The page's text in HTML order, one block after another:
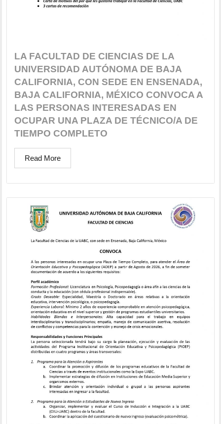
LA FACULTAD DE CIENCIAS DE LA
UNIVERSIDAD AUTÓNOMA DE BAJA
CALIFORNIA, CON SEDE EN ENSENADA,
BAJA CALIFORNIA, MÉXICO CONVOCA A
LAS PERSONAS INTERESADAS EN
OCUPAR UNA PLAZA DE TÉCNICO/A DE
TIEMPO COMPLETO
Read More